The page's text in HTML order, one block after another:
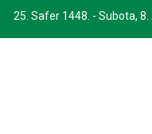
25. Safer 1448. - Subota, 8.